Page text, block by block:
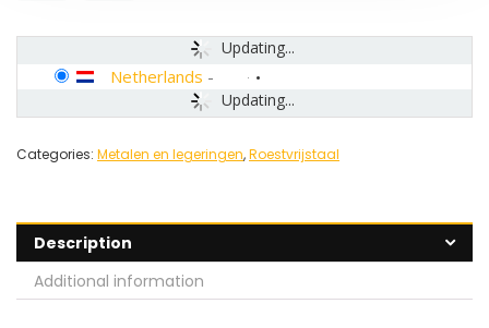
Updating...
Updating...
Netherlands -
Categories: Metalen en legeringen,Roestvrijstaal
Description
Additional information